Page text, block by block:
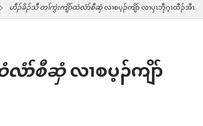
ဟီၣ်ခိၣ်သီ တၢ်ကွဲးကျိာ်ထံလံာ်စီဆှံလၢစပ့ၣ်ကျိာ် လၢပှၤဘှီဂ့ၤထီၣ်အီၤ
လံာ်စီဆှံလၢစပ့ၣ်ကျိာ်